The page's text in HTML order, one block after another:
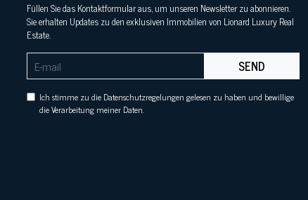
Füllen Sie das Kontaktformular aus, um unseren Newsletter zu abonnieren.
Sie erhalten Updates zu den exklusiven Immobilien von Lionard Luxury Real
Estate.
SEND
Ich stimme zu die Datenschutzregelungen gelesen zu haben und bewillige
die Verarbeitung meiner Daten.